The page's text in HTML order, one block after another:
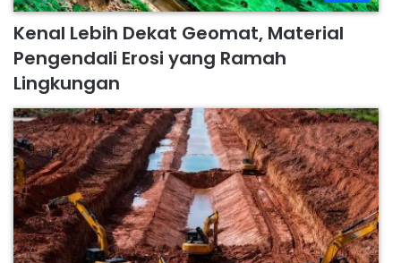
Kenal Lebih Dekat Geomat, Material
Pengendali Erosi yang Ramah
Lingkungan